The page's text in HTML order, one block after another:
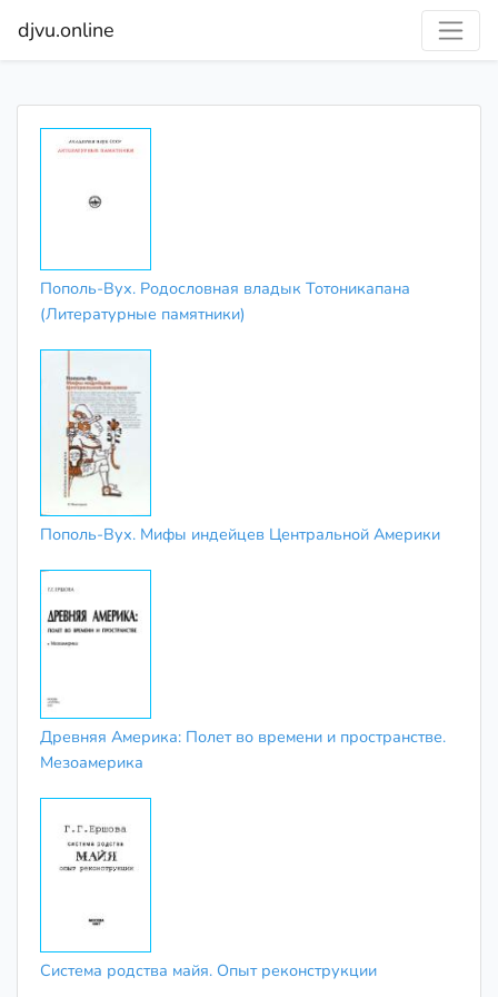
djvu.online
Пополь-Вух. Родословная владык Тотоникапана
(Литературные памятники)
Пополь-Вух. Мифы индейцев Центральной Америки
Древняя Америка: Полет во времени и пространстве.
Мезоамерика
Система родства майя. Опыт реконструкции